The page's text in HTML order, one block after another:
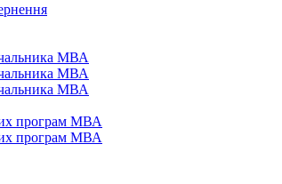
МВА
МВА
МВА
програм МВА
програм МВА